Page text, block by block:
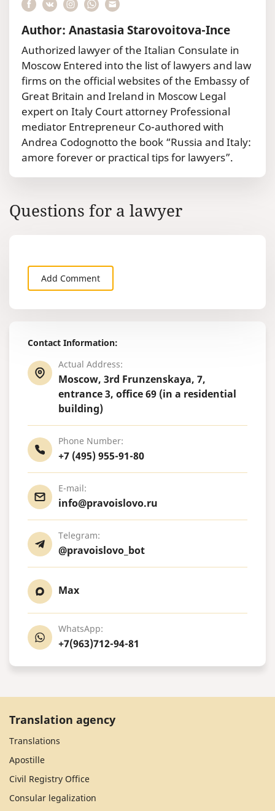
Contact Information:
Actual Address:
Moscow, 3rd Frunzenskaya, 7,
entrance 3, office 69 (in a residential
building)
Phone Number:
+7 (495) 955-91-80
E-mail:
info@pravoislovo.ru
Telegram:
@pravoislovo_bot
Max
WhatsApp:
+7(963)712-94-81
Author: Anastasia Starovoitova-Ince
Authorized lawyer of the Italian Consulate in
Moscow Entered into the list of lawyers and law
firms on the official websites of the Embassy of
Great Britain and Ireland in Moscow Legal
expert on Italy Court attorney Professional
mediator Entrepreneur Co-authored with
Andrea Codognotto the book “Russia and Italy:
amore forever or practical tips for lawyers”.
Questions for a lawyer
Add Comment
Translation agency
Translations
Apostille
Civil Registry Office
Consular legalization